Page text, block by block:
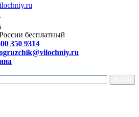
бесплатный
350 9314